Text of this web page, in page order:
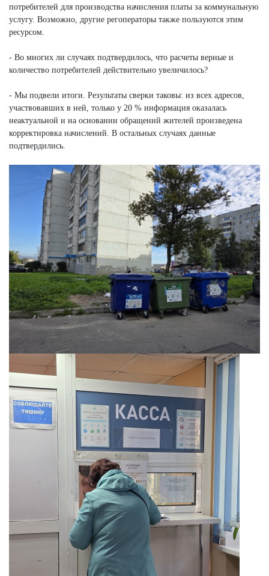
потребителей для производства начисления платы за коммунальную
услугу. Возможно, другие регоператоры также пользуются этим
ресурсом.
- Во многих ли случаях подтвердилось, что расчеты верные и
количество потребителей действительно увеличилось?
- Мы подвели итоги. Результаты сверки таковы: из всех адресов,
участвовавших в ней, только у 20 % информация оказалась
неактуальной и на основании обращений жителей произведена
корректировка начислений. В остальных случаях данные
подтвердились.